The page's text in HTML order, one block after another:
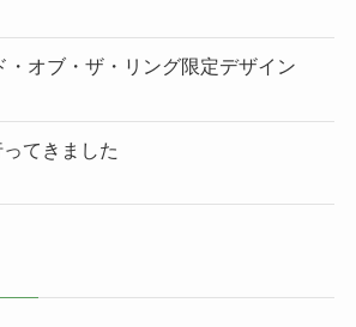
・オブ・ザ・リング限定デザイン
てきました